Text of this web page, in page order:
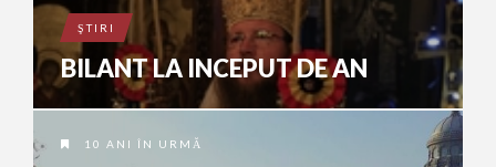
ŞTIRI
BILANT LA INCEPUT DE AN
10 ANI ÎN URMĂ